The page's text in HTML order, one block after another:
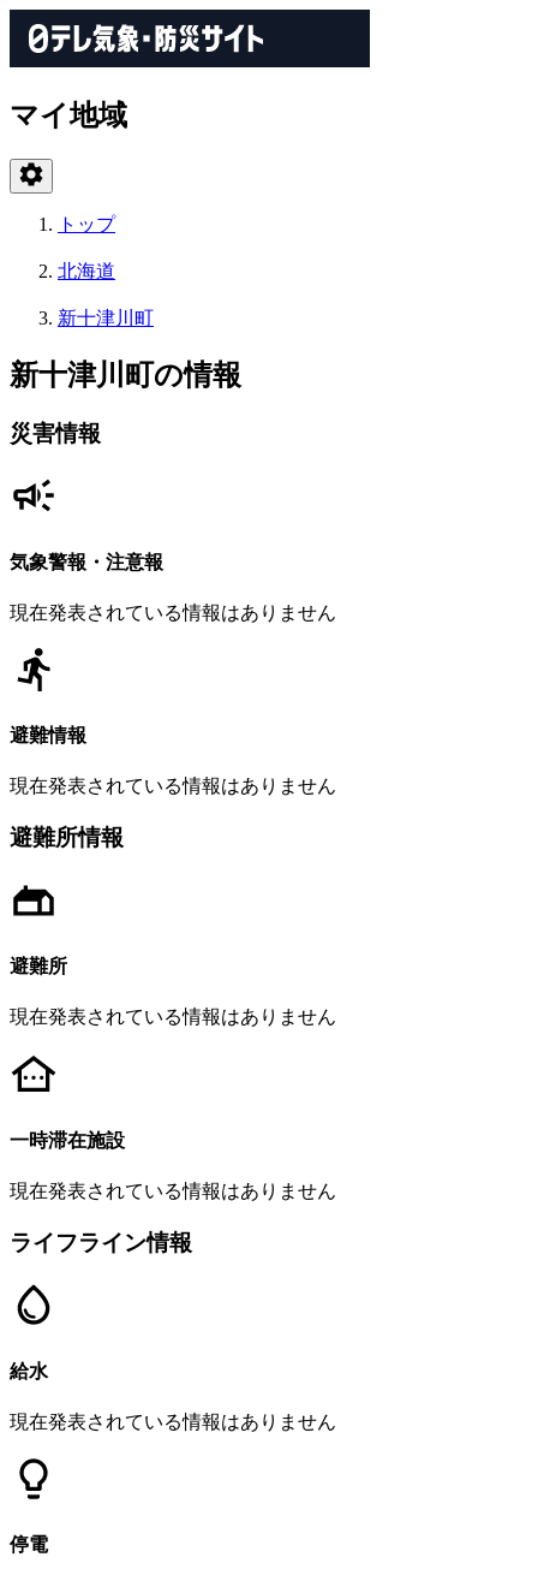
マイ地域
トップ
北海道
新十津川町
新十津川町の情報
災害情報
気象警報・注意報
現在発表されている情報はありません
避難情報
現在発表されている情報はありません
避難所情報
避難所
現在発表されている情報はありません
一時滞在施設
現在発表されている情報はありません
ライフライン情報
給水
現在発表されている情報はありません
停電